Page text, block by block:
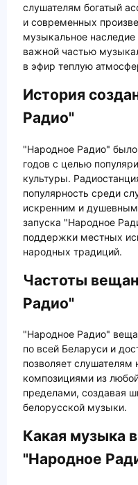
слушателям богатый
и современных
музыкальное
важной частью
в эфир теплую
История
Радио"
"Народное Радио"
годов с целью
культуры.
популярность среди
искренним и
запуска "Народное
поддержки местных
народных традиций.
Частоты
Радио"
"Народное Радио"
по всей Беларуси и
позволяет
композициями из
пределами, создавая
белорусской музыки.
Какая музыка
"Народное